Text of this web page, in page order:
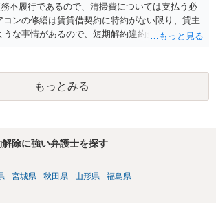
不履行であるので、清掃費については支払う必
ンの修繕は賃貸借契約に特約がない限り、貸主
な事情があるので、短期解約違約金を支払う必
もっとみる
除に強い弁護士を探す
宮城県 秋田県 山形県 福島県